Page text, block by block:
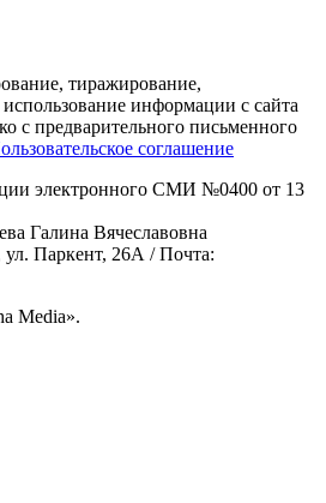
тиражирование,
информации с сайта
с предварительного письменного
соглашение
электронного СМИ №0400 от 13
Галина Вячеславовна
Паркент, 26А / Почта:
Media».